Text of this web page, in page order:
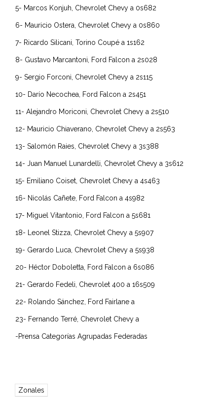
5- Marcos Konjuh, Chevrolet Chevy a 0s682
6- Mauricio Ostera, Chevrolet Chevy a 0s860
7- Ricardo Silicani, Torino Coupé a 1s162
8- Gustavo Marcantoni, Ford Falcon a 2s028
9- Sergio Forconi, Chevrolet Chevy a 2s115
10- Darío Necochea, Ford Falcon a 2s451
11- Alejandro Moriconi, Chevrolet Chevy a 2s510
12- Mauricio Chiaverano, Chevrolet Chevy a 2s563
13- Salomón Raies, Chevrolet Chevy a 3s388
14- Juan Manuel Lunardelli, Chevrolet Chevy a 3s612
15- Emiliano Coiset, Chevrolet Chevy a 4s463
16- Nicolás Cañete, Ford Falcon a 4s982
17- Miguel Vitantonio, Ford Falcon a 5s681
18- Leonel Stizza, Chevrolet Chevy a 5s907
19- Gerardo Luca, Chevrolet Chevy a 5s938
20- Héctor Doboletta, Ford Falcon a 6s086
21- Gerardo Fedeli, Chevrolet 400 a 16s509
22- Rolando Sánchez, Ford Fairlane a
23- Fernando Terré, Chevrolet Chevy a
-Prensa Categorías Agrupadas Federadas
Zonales